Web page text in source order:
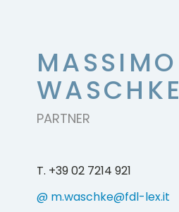
MASSIMO
WASCHKE
PARTNER
T. +39 02 7214 921
@ m.waschke@fdl-lex.it